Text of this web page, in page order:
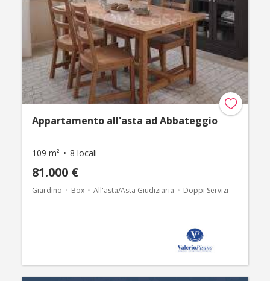
Appartamento all'asta ad Abbateggio
109 m² 8 locali
81.000 €
Giardino Box All'asta/Asta Giudiziaria Doppi Servizi